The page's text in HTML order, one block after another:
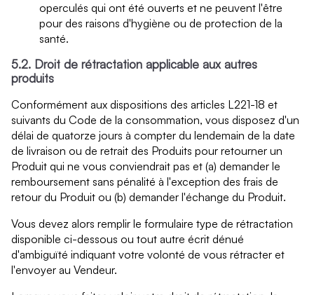
operculés qui ont été ouverts et ne peuvent l'être
pour des raisons d'hygiène ou de protection de la
santé.
5.2. Droit de rétractation applicable aux autres
produits
Conformément aux dispositions des articles L221-18 et
suivants du Code de la consommation, vous disposez d'un
délai de quatorze jours à compter du lendemain de la date
de livraison ou de retrait des Produits pour retourner un
Produit qui ne vous conviendrait pas et (a) demander le
remboursement sans pénalité à l'exception des frais de
retour du Produit ou (b) demander l'échange du Produit.
Vous devez alors remplir le formulaire type de rétractation
disponible ci-dessous ou tout autre écrit dénué
d'ambiguïté indiquant votre volonté de vous rétracter et
l'envoyer au Vendeur.